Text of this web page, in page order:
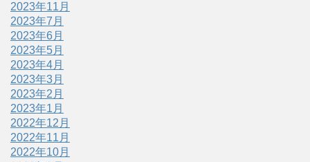
2023年11月
2023年7月
2023年6月
2023年5月
2023年4月
2023年3月
2023年2月
2023年1月
2022年12月
2022年11月
2022年10月